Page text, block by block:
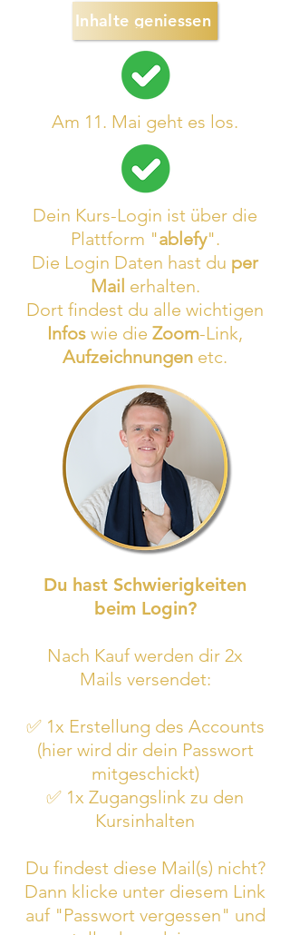
Inhalte geniessen
Am 11. Mai geht es los.
Dein Kurs-Login ist über die
Plattform "ablefy".
Die Login Daten hast du per
Mail erhalten.
Dort findest du alle wichtigen
Infos wie die Zoom-Link,
Aufzeichnungen etc.
Du hast Schwierigkeiten
beim Login?
Nach Kauf werden dir 2x
Mails versendet:
✅ 1x Erstellung des Accounts
(hier wird dir dein Passwort
mitgeschickt)
✅ 1x Zugangslink zu den
Kursinhalten
Du findest diese Mail(s) nicht?
Dann klicke unter diesem Link
auf "Passwort vergessen" und
Kundenbewertungen und Erfahrungen zu
Yann-Coaching